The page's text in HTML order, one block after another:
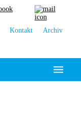
Kontakt Archiv